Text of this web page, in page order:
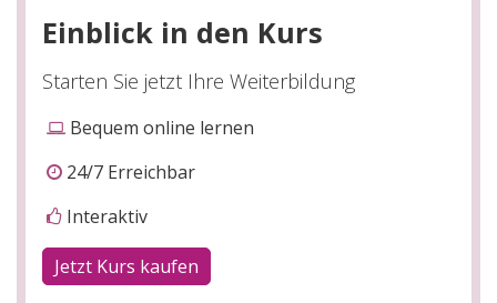
Einblick in den Kurs
Starten Sie jetzt Ihre Weiterbildung
Bequem online lernen
24/7 Erreichbar
Interaktiv
Jetzt Kurs kaufen